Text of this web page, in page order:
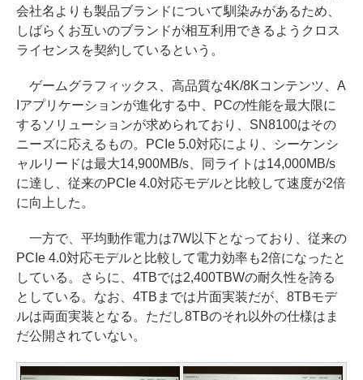
会社名よりも製品ブランドについて馴染みがあるため、
しばらくお互いのブランドが相互利用できるようクロス
ライセンスを契約しているという。
ゲームグラフィックス、高品質な4K/8Kコンテンツ、A
Iアプリケーションが進化する中、PCの性能を最大限に
するソリューションが求められており、SN8100はその
ニーズに応えるもの。PCIe 5.0対応により、シーケンシ
ャルリードは最大14,900MB/s、同ライトは14,000MB/s
に達し、従来のPCIe 4.0対応モデルと比較して速度が2倍
に向上した。
一方で、平均動作電力は7W以下となっており、従来の
PCIe 4.0対応モデルと比較して電力効率も2倍になったと
している。さらに、4TBでは2,400TBWの耐久性を誇る
としている。なお、4TBまでは片面実装だが、8TBモデ
ルは両面実装となる。ただし8TBのそれ以外の仕様はま
だ公開されていない。